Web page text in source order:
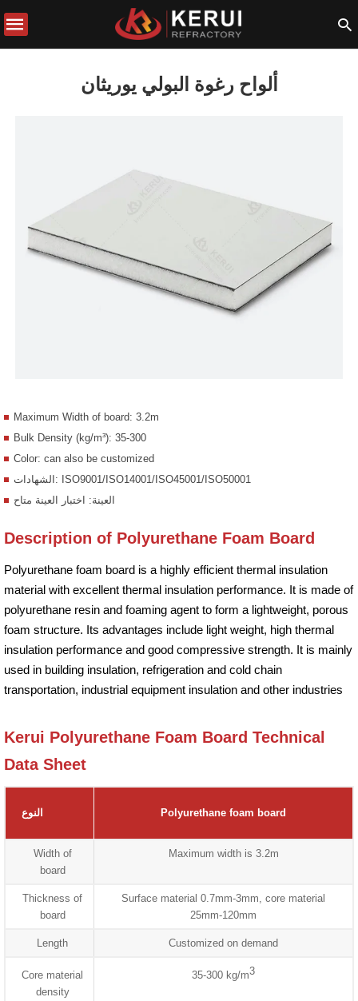
ألواح رغوة البولي يوريثان
Maximum Width of board: 3.2m
Bulk Density (kg/m³): 35-300
Color: can also be customized
الشهادات: ISO9001/ISO14001/ISO45001/ISO50001
العينة: اختبار العينة متاح
Description of Polyurethane Foam Board
Polyurethane foam board is a highly efficient thermal insulation
material with excellent thermal insulation performance. It is made of
polyurethane resin and foaming agent to form a lightweight, porous
foam structure. Its advantages include light weight, high thermal
insulation performance and good compressive strength. It is mainly
used in building insulation, refrigeration and cold chain
transportation, industrial equipment insulation and other industries
Kerui Polyurethane Foam Board Technical
Data Sheet
النوع Polyurethane foam board
Width of
board
Maximum width is 3.2m
Thickness of
board
Surface material 0.7mm-3mm, core material
25mm-120mm
Length Customized on demand
Core material
density
35-300 kg/m3